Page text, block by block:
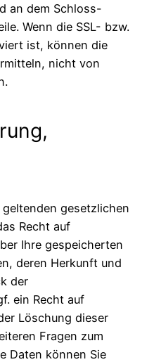
an dem Schloss-
Wenn die SSL- bzw.
ist, können die
nicht von
geltenden gesetzlichen
Recht auf
Ihre gespeicherten
deren Herkunft und
der
ein Recht auf
Löschung dieser
Fragen zum
Daten können Sie